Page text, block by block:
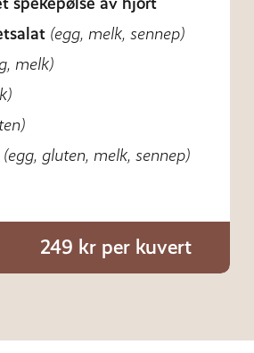
(egg, melk, sennep)
melk)
(egg, gluten, melk, sennep)
249 kr per kuvert